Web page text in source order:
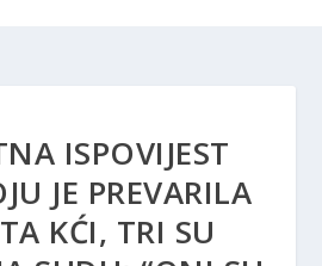
ISPOVIJEST
JE PREVARILA
KĆI, TRI SU